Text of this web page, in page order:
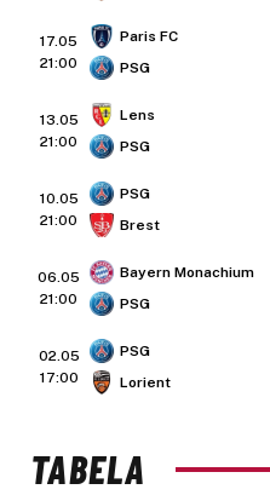
17.05
21:00
Paris FC
PSG
13.05
21:00
Lens
PSG
10.05
21:00
PSG
Brest
06.05
21:00
Bayern Monachium
PSG
02.05
17:00
PSG
Lorient
TABELA